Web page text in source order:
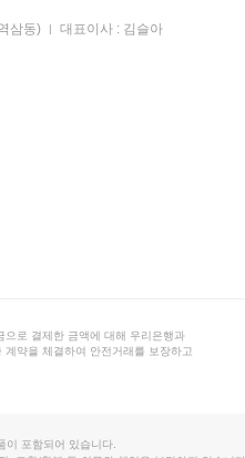
삼동)
대표이사 : 김슬아
으로 결제한 금액에 대해 우리은행과
계약을 체결하여 안전거래를 보장하고
이 포함되어 있습니다.